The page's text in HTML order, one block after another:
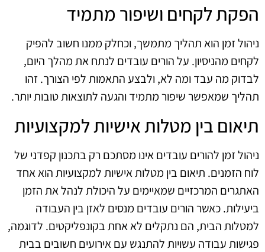
הפקת לקחים ושיפור מתמיד
ניהול זמן הוא תהליך מתמשך, וכחלק ממנו חשוב להפיק
לקחים מהניסיון. על הורים עובדים לנתח את מהלך היום,
לבדוק מה עבד ומה לא, ולבצע התאמות לפי הצורך. זהו
תהליך שמאפשר שיפור מתמיד והגעה לתוצאות טובות יותר.
תיאום בין מטלות אישיות למקצועיות
ניהול זמן להורים עובדים אינו מסתכם רק בתכנון קפדני של
לוח הזמנים. תיאום בין מטלות אישיות למקצועיות הוא אחד
האתגרים המרכזיים שמאיימים על היכולת לנהל את הזמן
ביעילות. כאשר הורים עובדים מנסים לאזן בין העבודה
למטלות הבית, הם נתקלים לא אחת בקונפליקטים. לדוגמה,
פגישות עבודה עשויות להתנגש עם אירועים חשובים בבית